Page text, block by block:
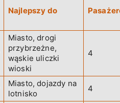
Najlepszy do
Miasto, drogi
przybrzeżne,
wąskie uliczki
wioski
4
Miasto, dojazdy na
lotnisko
4